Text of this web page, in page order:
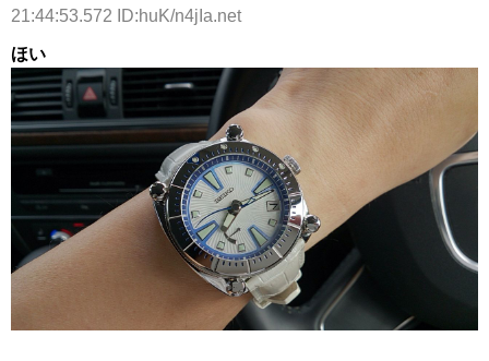
21:44:53.572 ID:huK/n4jIa.net
ほい